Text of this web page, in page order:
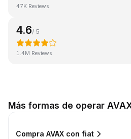
47K Reviews
4.6/ 5
1.4M Reviews
Más formas de operar
Compra AVAX con fiat